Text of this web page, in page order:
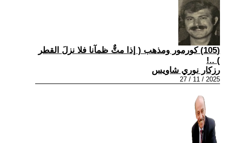
(105) كورمور ومذهب ( إذا متٌّ ظمآنا فلا نزلَ القطر
) ..!
رزكار نوري شاويس
2025 / 11 / 27